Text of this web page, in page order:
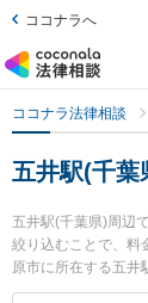
ココナラへ
ココナラ法律相談
五井駅(千葉
五井駅(千葉県)周辺
絞り込むことで、料
原市に所在する五井
情報や弁護士費用、